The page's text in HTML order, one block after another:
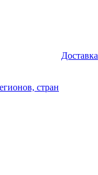
стран
Доставка